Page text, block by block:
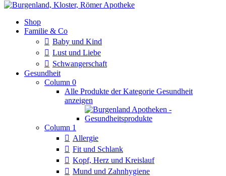
Shop
Familie & Co
Baby und Kind
Lust und Liebe
Schwangerschaft
Gesundheit
Column 0
Alle Produkte der Kategorie Gesundheit
anzeigen
Column 1
Allergie
Fit und Schlank
Kopf, Herz und Kreislauf
Mund und Zahnhygiene